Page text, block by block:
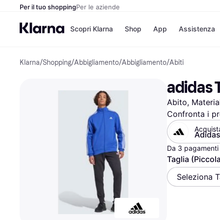
Per il tuo shoppingPer le aziende
Scopri Klarna
Opzioni di
Paga ora
Paga in 3 rate
Paga dopo 30 giorni
Finanziamento
Shop
Negozi
Unieuro
Media
eBay
Zalando
Elenco negozi
App Assistenza
Klarna/Shopping/Abbigliamento/Abbigliamento/Abiti
adidas
Abito,
Confronta i
Adidas
Da 3 pagamenti
Taglia
Seleziona